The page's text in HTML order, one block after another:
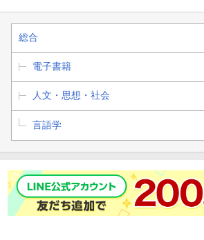
総合
電子書籍
人文・思想・社会
言語学